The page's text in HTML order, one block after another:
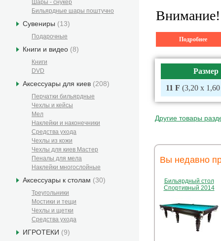
Шары - снукер
Бильярдные шары поштучно
Сувениры (13)
Подарочные
Книги и видео (8)
Книги
DVD
Аксессуары для киев (208)
Перчатки бильярдные
Чехлы и кейсы
Мел
Наклейки и наконечники
Средства ухода
Чехлы из кожи
Чехлы для киев Мастер
Пеналы для мела
Наклейки многослойные
Аксессуары к столам (30)
Треугольники
Мостики и тещи
Чехлы и щетки
Средства ухода
ИГРОТЕКИ (9)
Внимание!
Подробнее
Размер
11 F (3,20 х
Другие товары
Вы недавно
Бильярдный стол
Спортивный 2014